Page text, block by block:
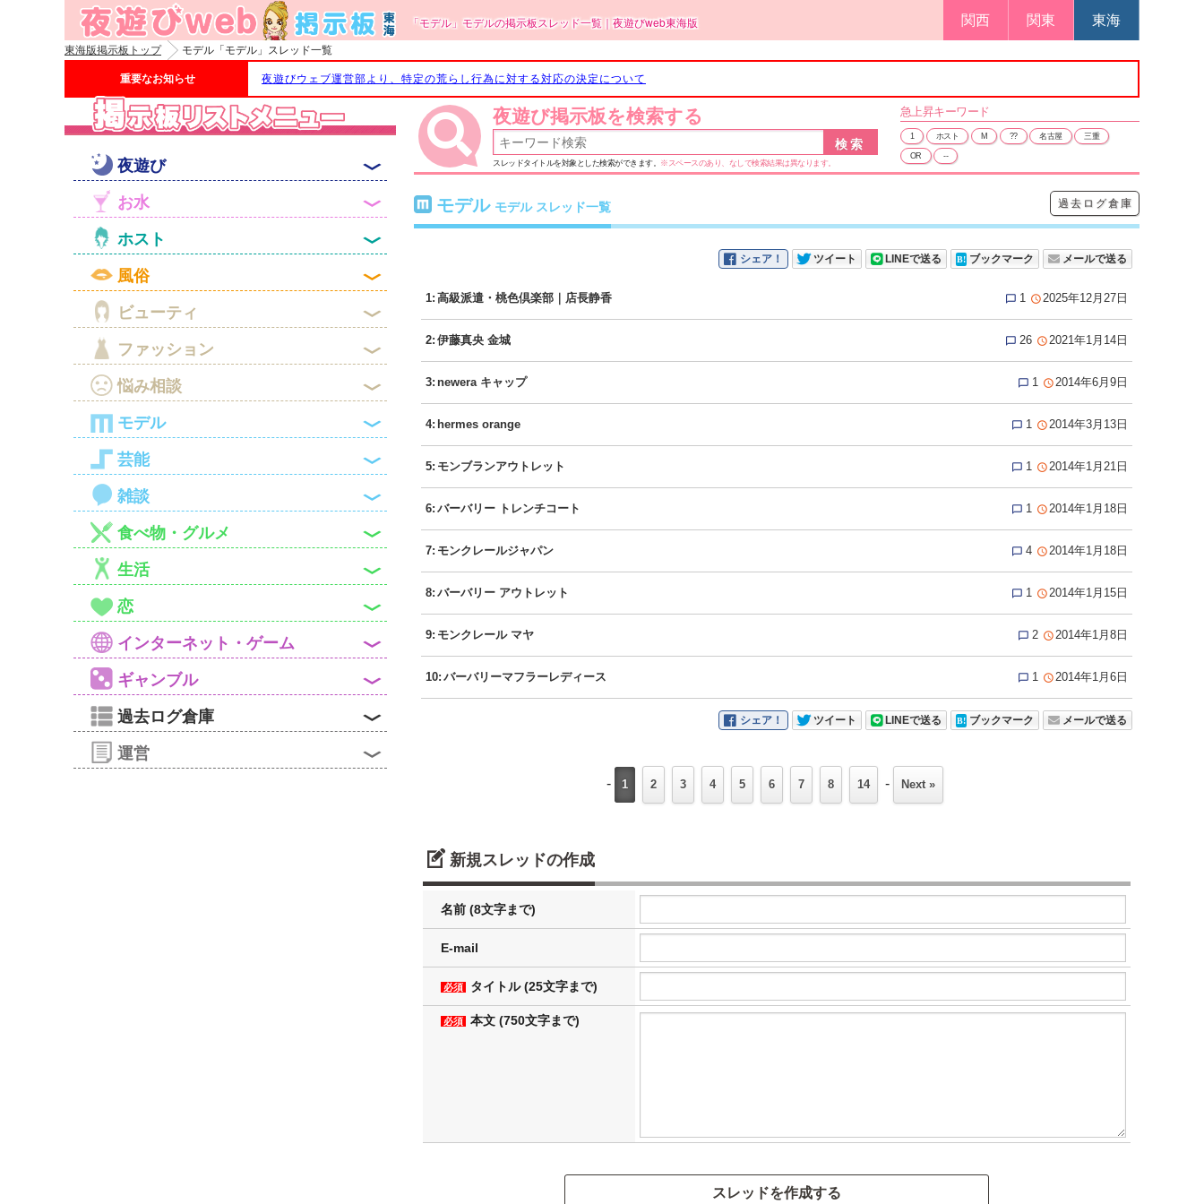
「モデル」モデルの掲示板スレッド一覧｜夜遊びweb東海版 関西 関東 東海
東海版掲示板トップ モデル「モデル」スレッド一覧
重要なお知らせ 夜遊びウェブ運営部より、特定の荒らし行為に対する対応の決定について
夜遊び掲示板を検索する
スレッドタイトルを対象とした検索ができます。 ※スペースのあり、なしで検索結果は異なります。
急上昇キーワード
1 ホスト M ?? 名古屋 三重
OR --
夜遊び 
お水 
ホスト 
風俗 
ビューティ 
ファッション 
悩み相談 
モデル 
芸能 
雑談 
食べ物・グルメ 
生活 
恋 
インターネット・ゲーム 
ギャンブル 
過去ログ倉庫 
運営 
モデル モデル スレッド一覧 過去ログ倉庫
シェア！ ツイート LINEで送る ブックマーク メールで送る
1: 高級派遣・桃色倶楽部｜店長静香  1 2025年12月27日
2: 伊藤真央 金城  26 2021年1月14日
3: newera キャップ  1 2014年6月9日
4: hermes orange  1 2014年3月13日
5: モンブランアウトレット  1 2014年1月21日
6: バーバリー トレンチコート  1 2014年1月18日
7: モンクレールジャパン  4 2014年1月18日
8: バーバリー アウトレット  1 2014年1月15日
9: モンクレール マヤ  2 2014年1月8日
10: バーバリーマフラーレディース  1 2014年1月6日
シェア！ ツイート LINEで送る ブックマーク メールで送る
- 1 2 3 4 5 6 7 8 14 - Next »
新規スレッドの作成
名前 (8文字まで)
E-mail
必須 タイトル (25文字まで)
必須 本文 (750文字まで)